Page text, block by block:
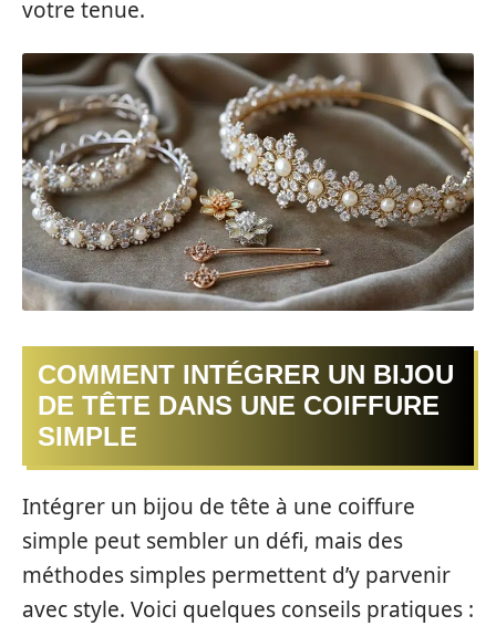
votre tenue.
COMMENT INTÉGRER UN BIJOU
DE TÊTE DANS UNE COIFFURE
SIMPLE
Intégrer un bijou de tête à une coiffure
simple peut sembler un défi, mais des
méthodes simples permettent d’y parvenir
avec style. Voici quelques conseils pratiques :